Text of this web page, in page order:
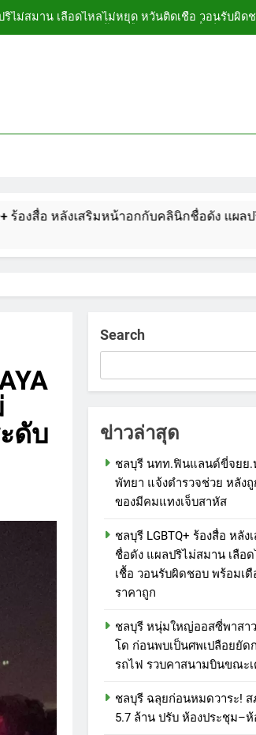
ไม่สมาน เลือดไหลไม่หยุด หวั่นติดเชื้อ วอนรับผิดช
ทยา ผ่านงบ 5.7 ล้าน ปรับ ห้องประชุม–ห้องผู้บริห
ไม่สมาน เลือดไหลไม่หยุด หวั่นติดเชื้อ วอนรับผิดช
พัทยา ผ่านงบ 5.7 ล้าน ปรับ ห้องประชุม–ห้องผู้บริห
ริมหน้าอกกับคลินิกชื่อดัง แผลปริไม่สมาน เลื
ดับ
Search
ข่าวล่าสุด
ชลบุรี นทท.ฟินแลนด์ขี่จยย.
พัทยา แจ้งตำรวจช่วย หลังถู
ของมีคมแทงเจ็บสาหัส
ชลบุรี LGBTQ+ ร้องสื่อ หลั
ชื่อดัง แผลปริไม่สมาน เลือ
เชื้อ วอนรับผิดชอบ พร้อมเตื
ราคาถูก
ชลบุรี หนุ่มใหญ่ออสซี่พาสา
โด ก่อนพบเป็นศพเปลือยยัด
รถไฟ รวบคาสนามบินขณะ
ชลบุรี ฉลุยก่อนหมดวาระ! ส
5.7 ล้าน ปรับ ห้องประชุม–ห้